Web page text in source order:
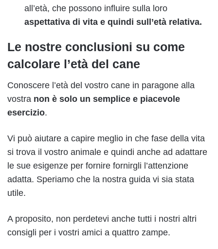
all’età, che possono influire sulla loro
aspettativa di vita e quindi sull’età relativa.
Le nostre conclusioni su come
calcolare l’età del cane
Conoscere l’età del vostro cane in paragone alla
vostra non è solo un semplice e piacevole
esercizio.
Vi può aiutare a capire meglio in che fase della vita
si trova il vostro animale e quindi anche ad adattare
le sue esigenze per fornire fornirgli l’attenzione
adatta. Speriamo che la nostra guida vi sia stata
utile.
A proposito, non perdetevi anche tutti i nostri altri
consigli per i vostri amici a quattro zampe.